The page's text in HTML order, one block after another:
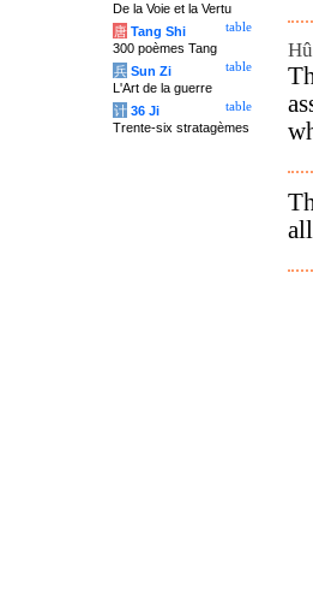
De la Voie et la Vertu
table
唐 Tang Shi
300 poèmes Tang
table
兵 Sun Zi
L'Art de la guerre
table
计 36 Ji
Trente-six stratagèmes